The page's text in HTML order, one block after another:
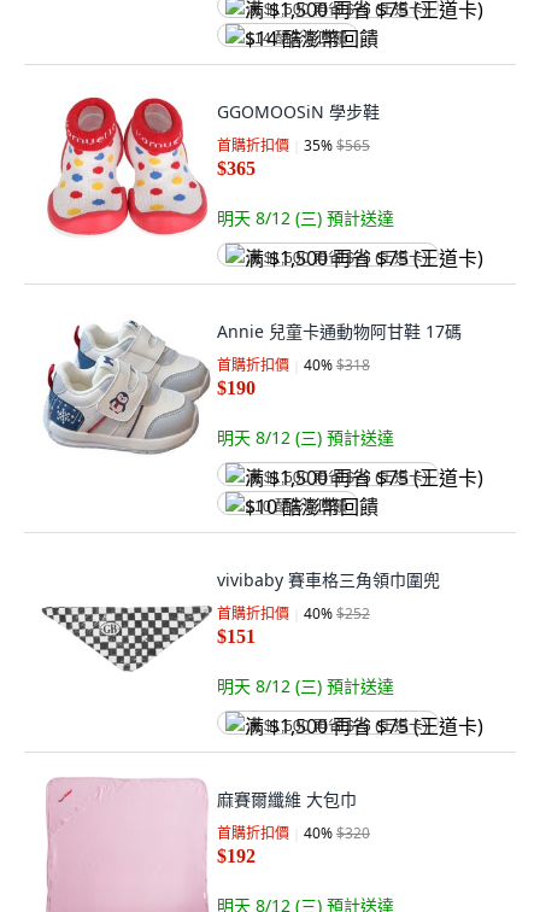
满 $1,500 再省 $75 (王道卡)
$14 酷澎幣回饋
GGOMOOSiN 學步鞋
首購折扣價 35%$565
$365
明天 8/12 (三) 預計送達
满 $1,500 再省 $75 (王道卡)
Annie 兒童卡通動物阿甘鞋 17碼
首購折扣價 40%$318
$190
明天 8/12 (三) 預計送達
满 $1,500 再省 $75 (王道卡)
$10 酷澎幣回饋
vivibaby 賽車格三角領巾圍兜
首購折扣價 40%$252
$151
明天 8/12 (三) 預計送達
满 $1,500 再省 $75 (王道卡)
麻賽爾纖維 大包巾
首購折扣價 40%$320
$192
明天 8/12 (三) 預計送達